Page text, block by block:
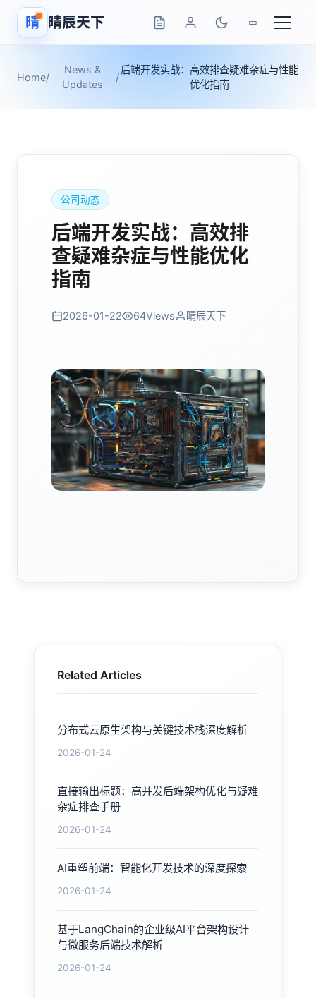
晴 晴辰天下 中
Home/
News &
Updates
/
后端开发实战：高效排查疑难杂症与性能
优化指南
公司动态
后端开发实战：高效排
查疑难杂症与性能优化
指南
2026-01-22 64Views 晴辰天下
Related Articles
分布式云原生架构与关键技术栈深度解析
2026-01-24
直接输出标题：高并发后端架构优化与疑难
杂症排查手册
2026-01-24
AI重塑前端：智能化开发技术的深度探索
2026-01-24
基于LangChain的企业级AI平台架构设计
与微服务后端技术解析
2026-01-24